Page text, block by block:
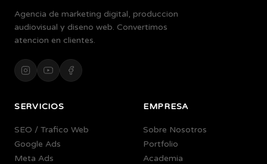
Agencia de marketing digital, produccion
audiovisual y diseno web. Convertimos
atencion en clientes.
SERVICIOS
SEO / Trafico Web
Google Ads
Meta Ads
EMPRESA
Sobre Nosotros
Portfolio
Academia